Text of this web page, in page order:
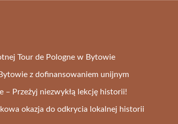
Tour de Pologne w Bytowie
z dofinansowaniem unijnym
– Przeżyj niezwykłą lekcję historii!
okazja do odkrycia lokalnej historii